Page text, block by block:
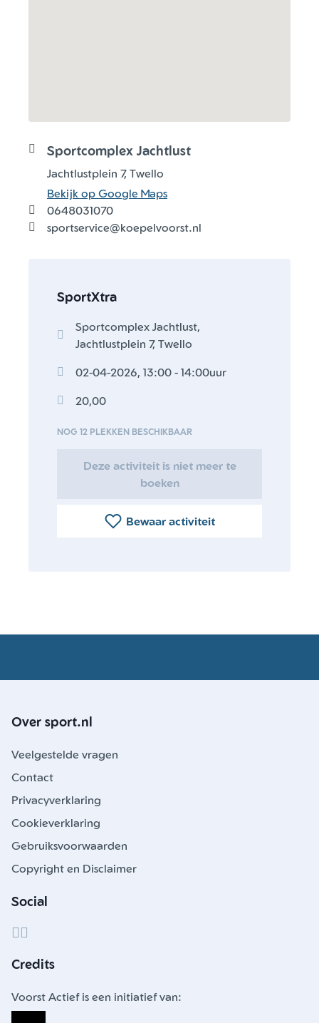
Sportcomplex Jachtlust
Jachtlustplein 7, Twello
Bekijk op Google Maps
0648031070
sportservice@koepelvoorst.nl
SportXtra
Sportcomplex Jachtlust,
Jachtlustplein 7, Twello
02-04-2026, 13:00 - 14:00uur
20,00
NOG 12 PLEKKEN BESCHIKBAAR
Deze activiteit is niet meer te
boeken
Bewaar activiteit
Over sport.nl
Veelgestelde vragen
Contact
Privacyverklaring
Cookieverklaring
Gebruiksvoorwaarden
Copyright en Disclaimer
Social
Credits
Voorst Actief is een initiatief van: